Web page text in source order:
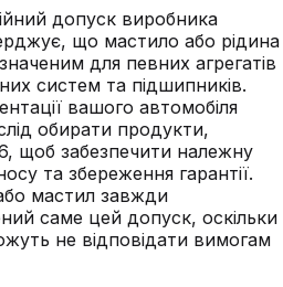
допуск виробника
що мастило або рідина
для певних агрегатів
систем та підшипників.
вашого автомобіля
обирати продукти,
щоб забезпечити належну
та збереження гарантії.
мастил завжди
саме цей допуск, оскільки
не відповідати вимогам